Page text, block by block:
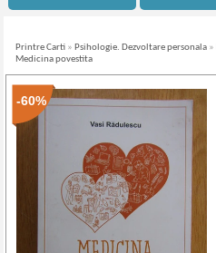
Printre Carti » Psihologie. Dezvoltare personala »
Medicina povestita
-60%